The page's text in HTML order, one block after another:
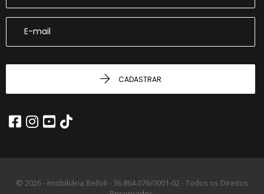
CADASTRAR
© 2026 - Imobiliária Belloli -36.864.076/0001-02 -Todos os Direitos